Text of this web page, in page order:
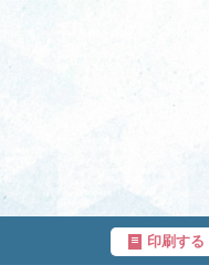
印刷する